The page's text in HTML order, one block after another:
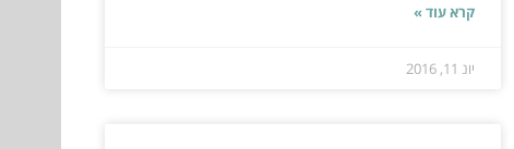
קרא עוד »
יונ 11, 2016